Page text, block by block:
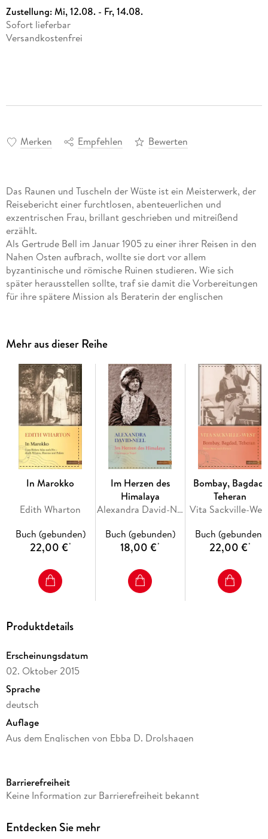
Zustellung:Mi, 12.08. - Fr, 14.08.
Sofort lieferbar
Versandkostenfrei
Merken Empfehlen Bewerten
Das Raunen und Tuscheln der Wüste ist ein Meisterwerk, der
Reisebericht einer furchtlosen, abenteuerlichen und
exzentrischen Frau, brillant geschrieben und mitreißend
erzählt.
Als Gertrude Bell im Januar 1905 zu einer ihrer Reisen in den
Nahen Osten aufbrach, wollte sie dort vor allem
byzantinische und römische Ruinen studieren. Wie sich
später herausstellen sollte, traf sie damit die Vorbereitungen
für ihre spätere Mission als Beraterin der englischen
Bergen Syriens, Palästinas und des Libanon in Gebiete vor,
die vor ihr noch kaum ein Europäer, geschweige denn eine
Frau betreten hatte. Selbstbewusst suchte sie den Kontakt zu
Scheichs und Stammesführern, unter deren Schutz es ihr
gelang, zwischen den rivalisierenden Stämmen hin und her zu
reisen. Sie lauschte den Geschichten von Scharfhirten, saß
mit Soldaten am Lagerfeuer, in den schwarzen Zelten der
Beduinen und den Besuchszimmern der Drusen. Sie
überschritt geographische und soziale Grenzen, setzte
Konventionen außer Kraft, denn die englischen Frauen sind
sonderbar. Auf der einen Seite sind sie vermutlich die
größten Sklavinnen der Konventionalität. Wenn sie aber
einmal damit gebrochen haben, dann richtig, als wollten sie
Buches in der New York Times.
Mehr aus dieser Reihe
In Marokko
Edith Wharton
Buch (gebunden)
22,00 €*
Im Herzen des
Himalaya
Alexandra David-Néel
Buch (gebunden)
18,00 €*
Bombay, Bagdad,
Teheran
Vita Sackville-
Buch (gebunden)
22,00 €*
Produktdetails
Erscheinungsdatum
02. Oktober 2015
Sprache
deutsch
Auflage
Aus dem Englischen von Ebba D. Drolshagen
Reihe
Autor/Autorin
Barrierefreiheit
Keine Information zur Barrierefreiheit bekannt
Entdecken Sie mehr